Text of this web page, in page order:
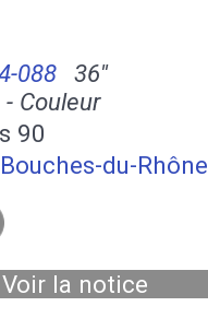
088
36''
Couleur
90
Bouches-du-
Voir la notice